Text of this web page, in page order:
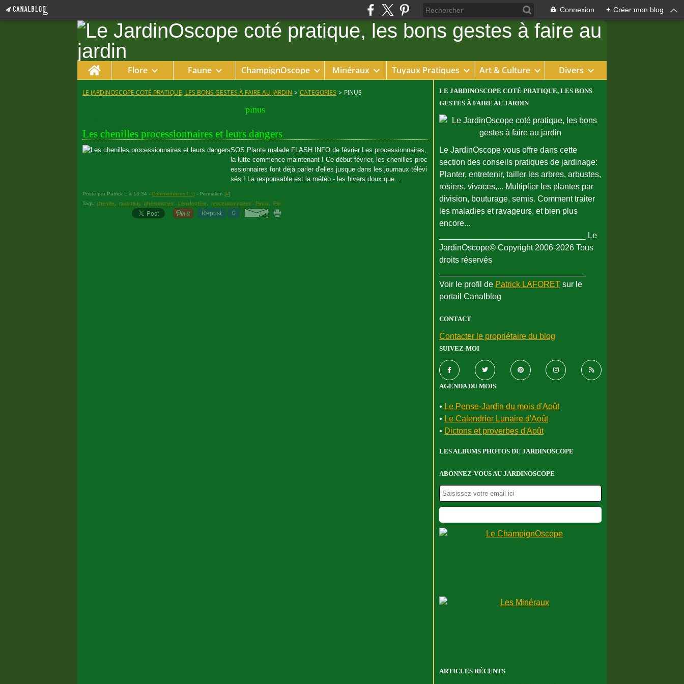
Connexion + Créer mon blog
Home Flore Faune ChampignOscope Minéraux Tuyaux Pratiques Art & Culture Divers
LE JARDINOSCOPE COTÉ PRATIQUE, LES BONS GESTES À FAIRE AU JARDIN > CATEGORIES > PINUS
pinus
Les chenilles processionnaires et leurs dangers
SOS Plante malade FLASH INFO de février Les processionnaires,
la lutte commence maintenant ! Ce début février, les chenilles proc
essionnaires font déjà parler d'elles jusque dans les journaux télévi
sés ! La responsable est la météo - les hivers doux que...
Posté par Patrick L à 16:34 - Commentaires [ ] - Permalien [#]
Tags: chenille ravageur, phéromones Lépidoptère processionnaires Pinus Pin
Repost 0
LE JARDINOSCOPE COTÉ PRATIQUE, LES BONS
GESTES À FAIRE AU JARDIN
Le JardinOscope vous offre dans cette
section des conseils pratiques de jardinage:
Planter, entretenir, tailler les arbres, arbustes,
rosiers, vivaces,... Multiplier les plantes par
division, bouturage, semis. Comment traiter
les maladies et ravageurs, et bien plus
encore...
________________________________ Le
JardinOscope© Copyright 2006-2026 Tous
droits réservés
Voir le profil de Patrick LAFORET sur le
portail Canalblog
CONTACT
Contacter le propriétaire du blog
SUIVEZ-MOI
AGENDA DU MOIS
• Le Pense-Jardin du mois d'Août
• Le Calendrier Lunaire d'Août
• Dictons et proverbes d'Août
LES ALBUMS PHOTOS DU JARDINOSCOPE
ABONNEZ-VOUS AU JARDINOSCOPE
ARTICLES RÉCENTS